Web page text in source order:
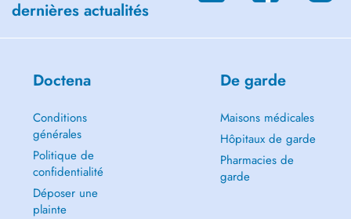
dernières actualités
Doctena
Conditions
générales
Politique de
confidentialité
Déposer une
plainte
De garde
Maisons médicales
Hôpitaux de garde
Pharmacies de
garde